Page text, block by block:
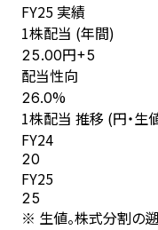
FY25 実績
1株配当 (年間)
25.00円+5
配当性向
26.0%
1株配当 推移 (円・生
FY24
20
FY25
25
※ 生値。株式分割の